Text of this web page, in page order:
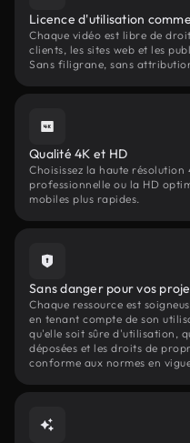
Licence d'utilisation
Chaque vidéo est libre de
clients, les sites web et les
Sans filigrane, sans
Qualité 4K et HD
Choisissez la haute
professionnelle ou la HD
mobiles plus rapides.
Sans danger pour vos
Chaque ressource est
en tenant compte de son
qu'elle soit sûre d'utilisation,
déposées et les droits de
conforme aux normes en